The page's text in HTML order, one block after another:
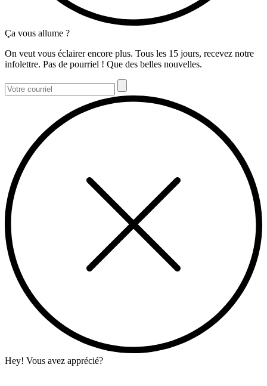
Ça vous allume ?
On veut vous éclairer encore plus. Tous les 15 jours, recevez notre
infolettre. Pas de pourriel ! Que des belles nouvelles.
Hey! Vous avez apprécié?